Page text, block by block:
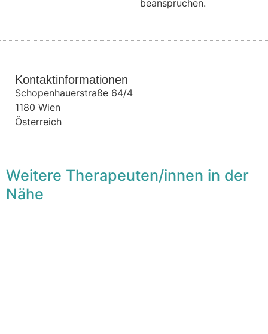
beanspruchen.
Kontaktinformationen
Schopenhauerstraße 64/4
1180 Wien
Österreich
Weitere Therapeuten/innen in der
Nähe